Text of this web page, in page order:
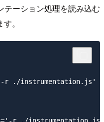
テーション処理を読み込む
。
r ./instrumentation.js'